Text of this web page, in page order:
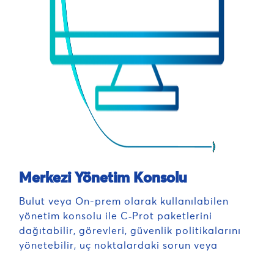
Merkezi Yönetim Konsolu
Bulut veya On-prem olarak kullanılabilen
yönetim konsolu ile C‑Prot paketlerini
dağıtabilir, görevleri, güvenlik politikalarını
yönetebilir, uç noktalardaki sorun veya